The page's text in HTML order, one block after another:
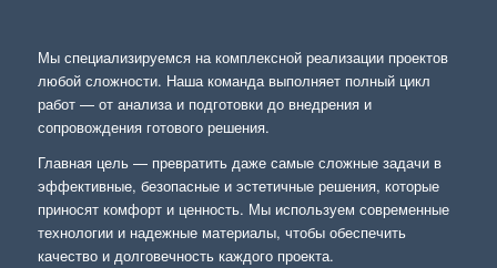
Мы специализируемся на комплексной реализации проектов
любой сложности. Наша команда выполняет полный цикл
работ — от анализа и подготовки до внедрения и
сопровождения готового решения.
Главная цель — превратить даже самые сложные задачи в
эффективные, безопасные и эстетичные решения, которые
приносят комфорт и ценность. Мы используем современные
технологии и надежные материалы, чтобы обеспечить
качество и долговечность каждого проекта.